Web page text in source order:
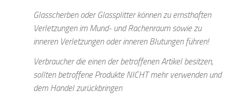
Glasscherben oder Glassplitter können zu ernsthaften
Verletzungen im Mund- und Rachenraum sowie zu
inneren Verletzungen oder inneren Blutungen führen!
Verbraucher die einen der betroffenen Artikel besitzen,
sollten betroffene Produkte NICHT mehr verwenden und
dem Handel zurückbringen